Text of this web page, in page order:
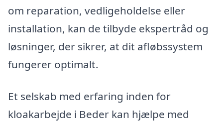
om reparation, vedligeholdelse eller
installation, kan de tilbyde ekspertråd og
løsninger, der sikrer, at dit afløbssystem
fungerer optimalt.
Et selskab med erfaring inden for
kloakarbejde i Beder kan hjælpe med